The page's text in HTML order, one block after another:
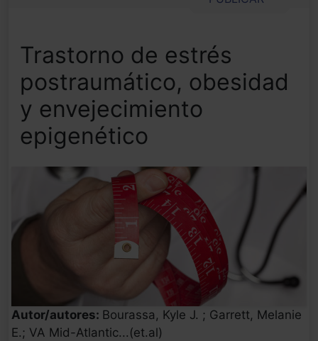
Trastorno de estrés
postraumático, obesidad
y envejecimiento
epigenético
Autor/autores: Bourassa, Kyle J. ; Garrett, Melanie
E.; VA Mid-Atlantic...(et.al)